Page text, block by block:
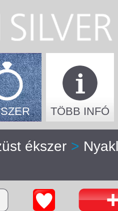
TÖBB INFÓ
ékszer >